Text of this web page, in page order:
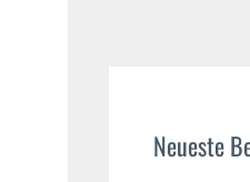
Neueste